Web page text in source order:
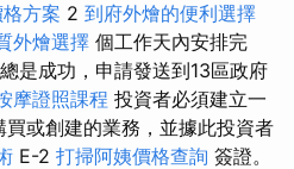
方案 2 到府外燴的便利選擇
外燴選擇 個工作天內安排完
是成功，申請發送到13區政府
摩證照課程 投資者必須建立一
或創建的業務，並據此投資者
E-2 打掃阿姨價格查詢 簽證。